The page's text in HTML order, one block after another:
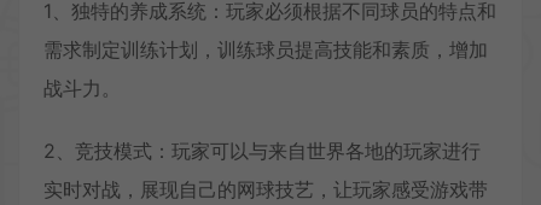
1、独特的养成系统：玩家必须根据不同球员的特点和
需求制定训练计划，训练球员提高技能和素质，增加
战斗力。
2、竞技模式：玩家可以与来自世界各地的玩家进行
实时对战，展现自己的网球技艺，让玩家感受游戏带